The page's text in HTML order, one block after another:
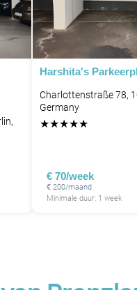
Harshita's
Charlottenstraße 78,
Germany
★★★★★
€ 70/week
€ 200/maand
Minimale duur: 1 week